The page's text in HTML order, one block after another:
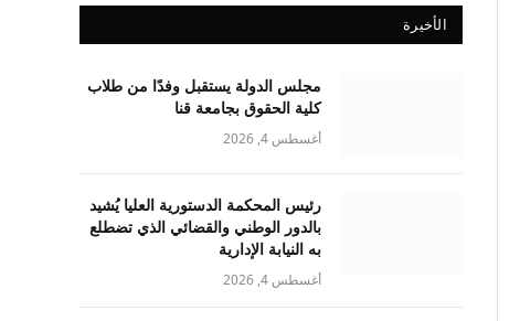
الأخيرة
مجلس الدولة يستقبل وفدًا من طلاب
كلية الحقوق بجامعة قنا
أغسطس 4, 2026
رئيس المحكمة الدستورية العليا يُشيد
بالدور الوطني والقضائي الذي تضطلع
به النيابة الإدارية
أغسطس 4, 2026